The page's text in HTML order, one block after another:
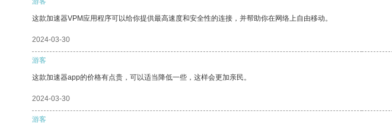
这款加速器VPM应用程序可以给你提供最高速度和安全性的连接，并帮助你在网络上自由移动。
2024-03-30
游客
这款加速器app的价格有点贵，可以适当降低一些，这样会更加亲民。
2024-03-30
游客